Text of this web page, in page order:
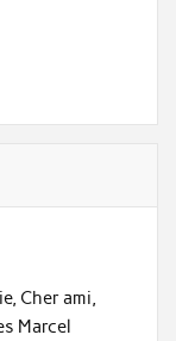
Cher ami,
Marcel